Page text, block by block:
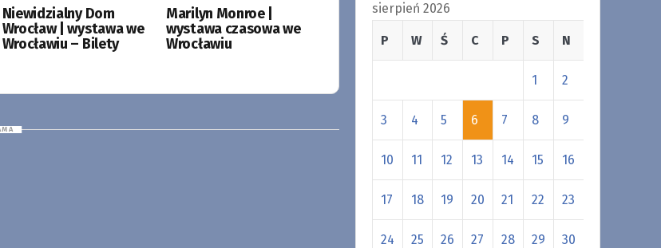
Niewidzialny Dom
Wrocław | wystawa we
Wrocławiu – Bilety
Marilyn Monroe |
wystawa czasowa we
Wrocławiu
sierpień 2026
P W Ś C P S N
1 2
3 4 5 6 7 8 9
10 11 12 13 14 15 16
17 18 19 20 21 22 23
24 25 26 27 28 29 30